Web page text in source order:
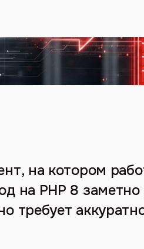
на котором
на PHP 8 заметно
требует